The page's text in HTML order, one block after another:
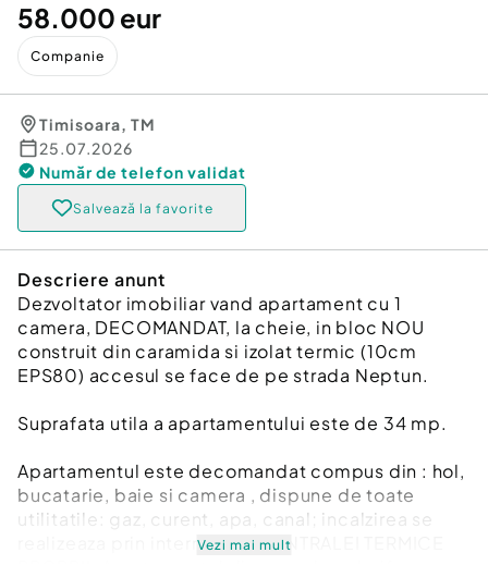
58.000 eur
Companie
Timisoara, TM
25.07.2026
Număr de telefon validat
Salvează la favorite
Descriere anunt
Dezvoltator imobiliar vand apartament cu 1
camera, DECOMANDAT, la cheie, in bloc NOU
construit din caramida si izolat termic (10cm
EPS80) accesul se face de pe strada Neptun.
Suprafata utila a apartamentului este de 34 mp.
Apartamentul este decomandat compus din : hol,
bucatarie, baie si camera , dispune de toate
utilitatile: gaz, curent, apa, canal; incalzirea se
realizeaza prin intermediul CENTRALEI TERMICE
Vezi mai mult